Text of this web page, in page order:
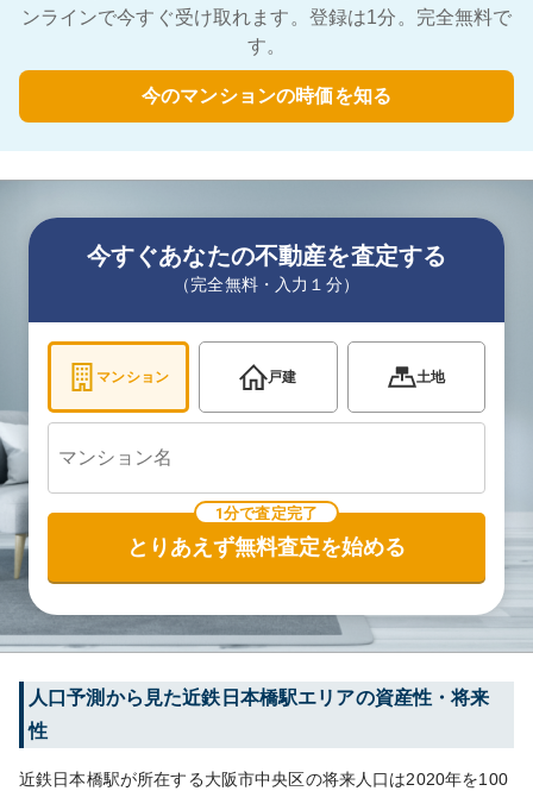
ンラインで今すぐ受け取れます。登録は1分。完全無料で
す。
今のマンションの時価を知る
今すぐあなたの不動産を査定する
（完全無料・入力１分）
マンション 戸建 土地
1分で査定完了
とりあえず無料査定を始める
人口予測から見た近鉄日本橋駅エリアの資産性・将来
性
近鉄日本橋駅が所在する大阪市中央区の将来人口は2020年を100